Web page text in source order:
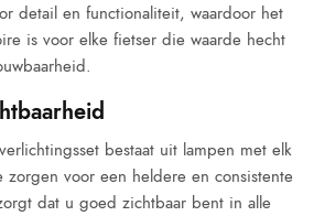
detail en functionaliteit, waardoor het
is voor elke fietser die waarde hecht
bestaat uit lampen met elk
zorgen voor een heldere en consistente
dat u goed zichtbaar bent in alle